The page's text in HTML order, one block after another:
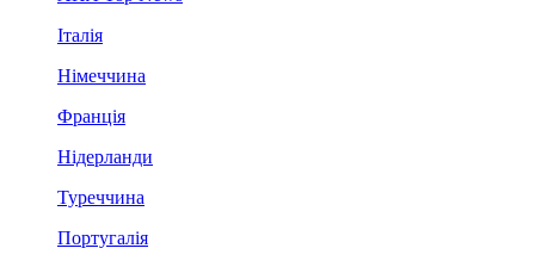
Італія
Німеччина
Франція
Нідерланди
Туреччина
Португалія